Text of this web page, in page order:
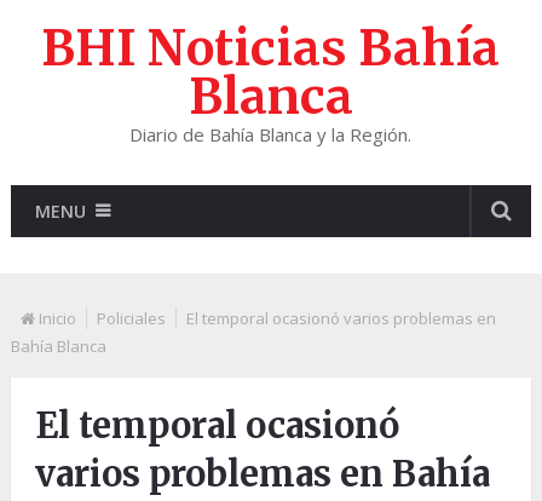
BHI Noticias Bahía
Blanca
Diario de Bahía Blanca y la Región.
MENU
Inicio Policiales
El temporal ocasionó varios problemas en
Bahía Blanca
El temporal ocasionó
varios problemas en Bahía